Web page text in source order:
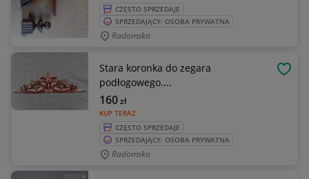
CZĘSTO SPRZEDAJE
SPRZEDAJĄCY: OSOBA PRYWATNA
Radomsko
Stara koronka do zegara
podłogowego....
KUP TERAZ
160zł
CZĘSTO SPRZEDAJE
SPRZEDAJĄCY: OSOBA PRYWATNA
Radomsko